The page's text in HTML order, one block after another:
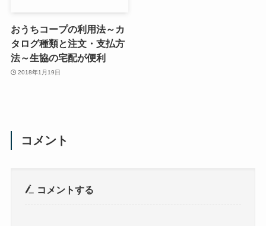
おうちコープの利用法～カ
タログ種類と注文・支払方
法～生協の宅配が便利
2018年1月19日
コメント
コメントする